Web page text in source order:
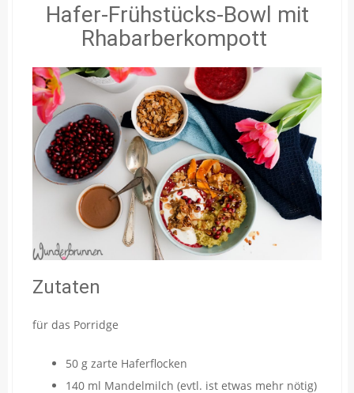
Hafer-Frühstücks-Bowl mit
Rhabarberkompott
Zutaten
für das Porridge
50 g zarte Haferflocken
140 ml Mandelmilch (evtl. ist etwas mehr nötig)